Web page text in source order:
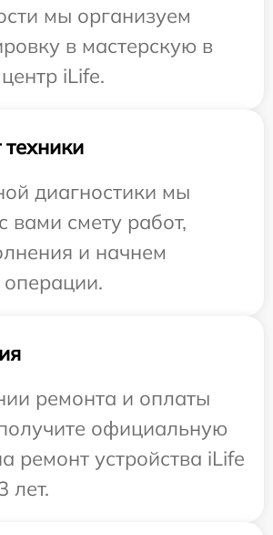
мы организуем
в мастерскую в
iLife.
диагностики мы
вами смету работ,
и начнем
ремонта и оплаты
официальную
ремонт устройства iLife
лет.